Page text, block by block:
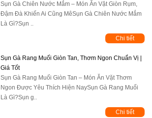
Sụn Gà Chiên Nước Mắm – Món Ăn Vặt Giòn Rụm,
Đậm Đà Khiến Ai Cũng MêSụn Gà Chiên Nước Mắm
Là Gì?Sụn ..
Chi tiết
Sụn Gà Rang Muối Giòn Tan, Thơm Ngon Chuẩn Vị |
Giá Tốt
Sụn Gà Rang Muối Giòn Tan – Món Ăn Vặt Thơm
Ngon Được Yêu Thích Hiện NaySụn Gà Rang Muối
Là Gì?Sụn g..
Chi tiết